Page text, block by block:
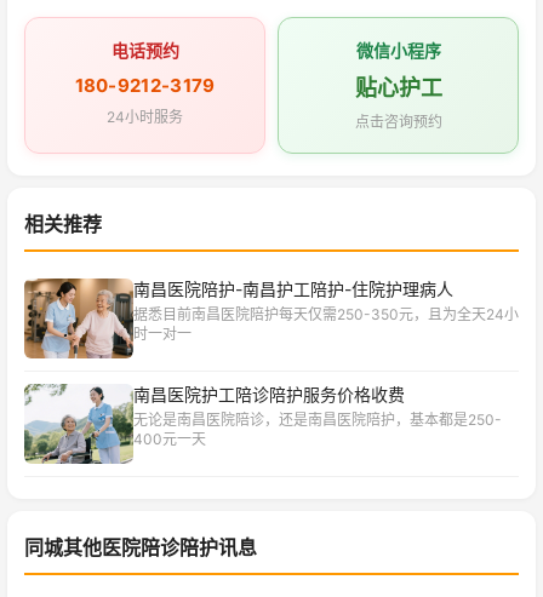
电话预约
180-9212-3179
24小时服务
微信小程序
贴心护工
点击咨询预约
相关推荐
南昌医院陪护-南昌护工陪护-住院护理病人
据悉目前南昌医院陪护每天仅需250-350元，且为全天24小
时一对一
南昌医院护工陪诊陪护服务价格收费
无论是南昌医院陪诊，还是南昌医院陪护，基本都是250-
400元一天
同城其他医院陪诊陪护讯息